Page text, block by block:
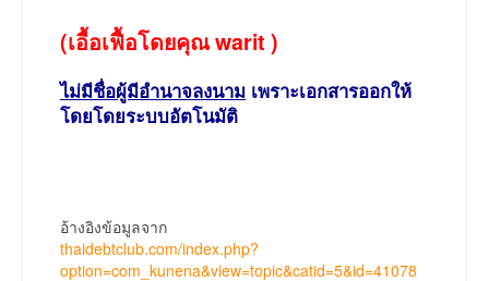
(เอื้อเฟื้อโดยคุณ warit )
ไม่มีชื่อผู้มีอำนาจลงนาม เพราะเอกสารออกให้
โดยโดยระบบอัตโนมัติ
อ้างอิงข้อมูลจาก
thaidebtclub.com/index.php?
option=com_kunena&view=topic&catid=5&id=41078